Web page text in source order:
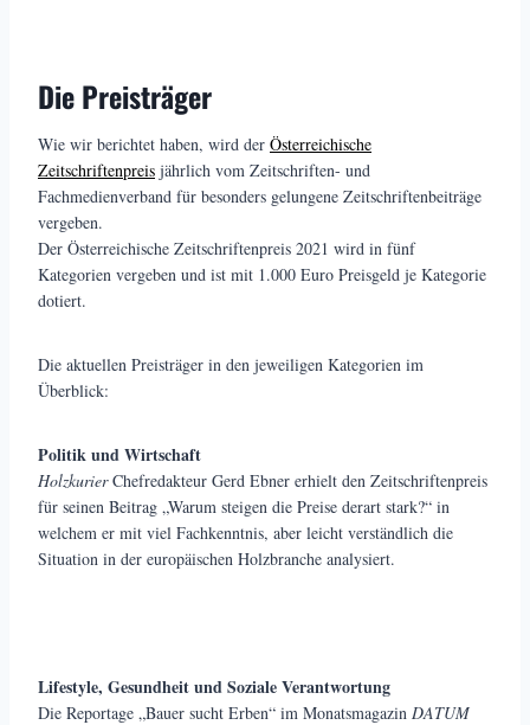
Die Preisträger
Wie wir berichtet haben, wird der Österreichische
Zeitschriftenpreis jährlich vom Zeitschriften- und
Fachmedienverband für besonders gelungene Zeitschriftenbeiträge
vergeben.
Der Österreichische Zeitschriftenpreis 2021 wird in fünf
Kategorien vergeben und ist mit 1.000 Euro Preisgeld je Kategorie
dotiert.
Die aktuellen Preisträger in den jeweiligen Kategorien im
Überblick:
Politik und Wirtschaft
HolzkurierChefredakteur Gerd Ebner erhielt den Zeitschriftenpreis
für seinen Beitrag „Warum steigen die Preise derart stark?“ in
welchem er mit viel Fachkenntnis, aber leicht verständlich die
Situation in der europäischen Holzbranche analysiert.
Lifestyle, Gesundheit und Soziale Verantwortung
Die Reportage „Bauer sucht Erben“ im Monatsmagazin DATUM